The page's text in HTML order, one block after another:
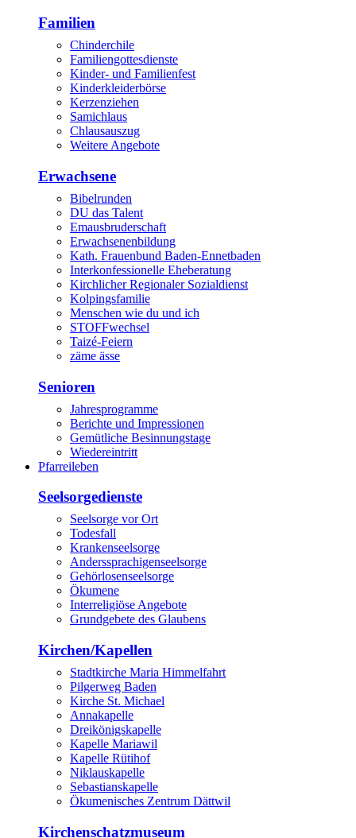
Familien
Chinderchile
Familiengottesdienste
Kinder- und Familienfest
Kinderkleiderbörse
Kerzenziehen
Samichlaus
Chlausauszug
Weitere Angebote
Erwachsene
Bibelrunden
DU das Talent
Emausbruderschaft
Erwachsenenbildung
Kath. Frauenbund Baden-Ennetbaden
Interkonfessionelle Eheberatung
Kirchlicher Regionaler Sozialdienst
Kolpingsfamilie
Menschen wie du und ich
STOFFwechsel
Taizé-Feiern
zäme ässe
Senioren
Jahresprogramme
Berichte und Impressionen
Gemütliche Besinnungstage
Wiedereintritt
Pfarreileben
Seelsorgedienste
Seelsorge vor Ort
Todesfall
Krankenseelsorge
Anderssprachigenseelsorge
Gehörlosenseelsorge
Ökumene
Interreligiöse Angebote
Grundgebete des Glaubens
Kirchen/Kapellen
Stadtkirche Maria Himmelfahrt
Pilgerweg Baden
Kirche St. Michael
Annakapelle
Dreikönigskapelle
Kapelle Mariawil
Kapelle Rütihof
Niklauskapelle
Sebastianskapelle
Ökumenisches Zentrum Dättwil
Kirchenschatzmuseum